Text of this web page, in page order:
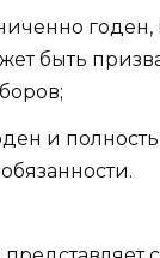
годен,
быть
и